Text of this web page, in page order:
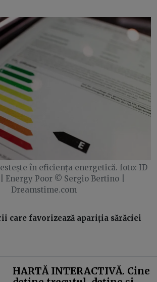
în eficiența energetică. foto: ID
| Energy Poor © Sergio Bertino |
Dreamstime.com
care favorizează apariția sărăciei
HARTĂ INTERACTIVĂ. Cine